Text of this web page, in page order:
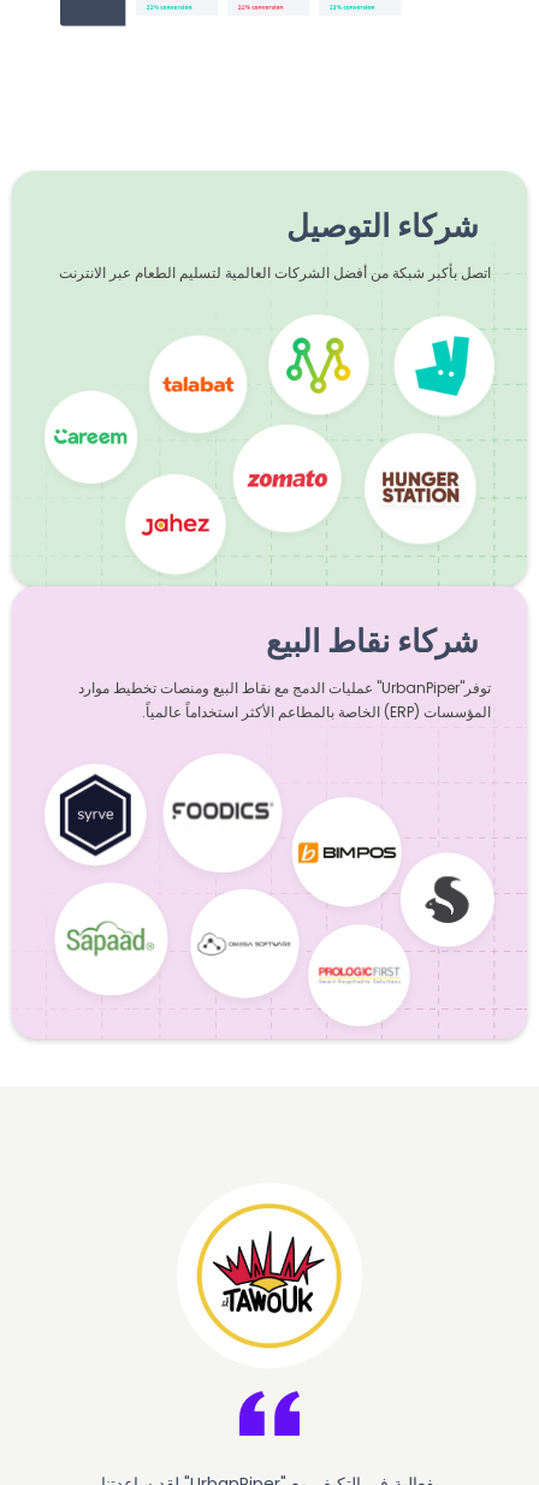
شركاء التوصيل
اتصل بأكبر شبكة من أفضل الشركات العالمية لتسليم الطعام عبر الانترنت
شركاء نقاط البيع
توفر"UrbanPiper" عمليات الدمج مع نقاط البيع ومنصات تخطيط موارد
المؤسسات (ERP) الخاصة بالمطاعم الأكثر استخداماً عالمياً.